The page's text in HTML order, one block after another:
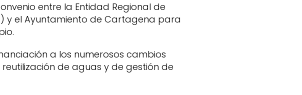
entre la Entidad Regional de
y el Ayuntamiento de Cartagena para
a los numerosos cambios
de aguas y de gestión de